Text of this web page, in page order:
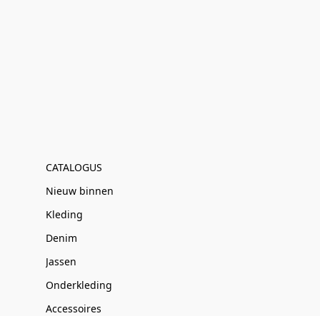
CATALOGUS
Nieuw binnen
Kleding
Denim
Jassen
Onderkleding
Accessoires